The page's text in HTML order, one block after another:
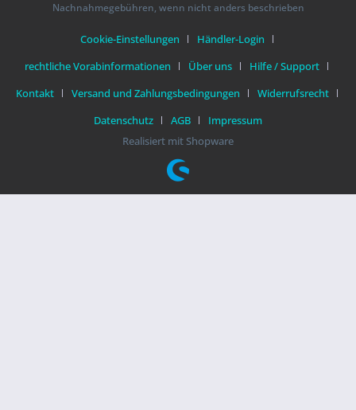
Nachnahmegebühren, wenn nicht anders beschrieben
Cookie-Einstellungen
Händler-Login
rechtliche Vorabinformationen
Über uns
Hilfe / Support
Kontakt
Versand und Zahlungsbedingungen
Widerrufsrecht
Datenschutz
AGB
Impressum
Realisiert mit Shopware